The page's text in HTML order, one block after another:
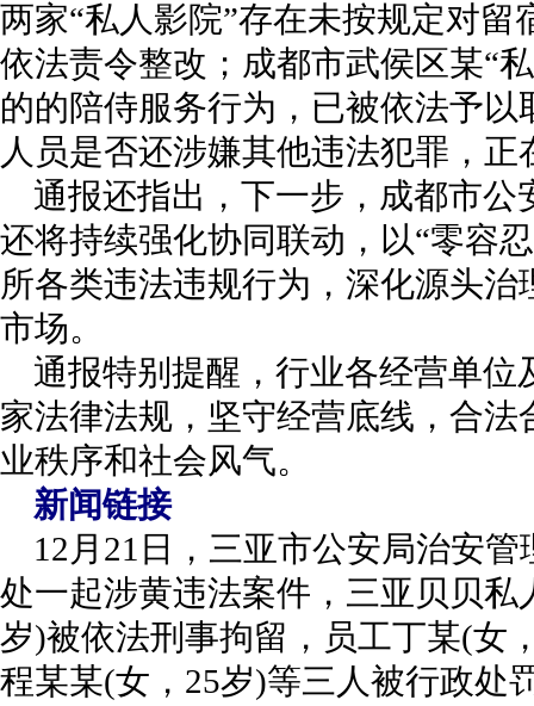
两家“私人影院”存在未按规定对
依法责令整改；成都市武侯区某“
的的陪侍服务行为，已被依法予
人员是否还涉嫌其他违法犯罪，
通报还指出，下一步，成都市
还将持续强化协同联动，以“零容
所各类违法违规行为，深化源头
市场。
通报特别提醒，行业各经营单
家法律法规，坚守经营底线，合
业秩序和社会风气。
新闻链接
12月21日，三亚市公安局治安
处一起涉黄违法案件，三亚贝贝
岁)被依法刑事拘留，员工丁某(女
程某某(女，25岁)等三人被行政处